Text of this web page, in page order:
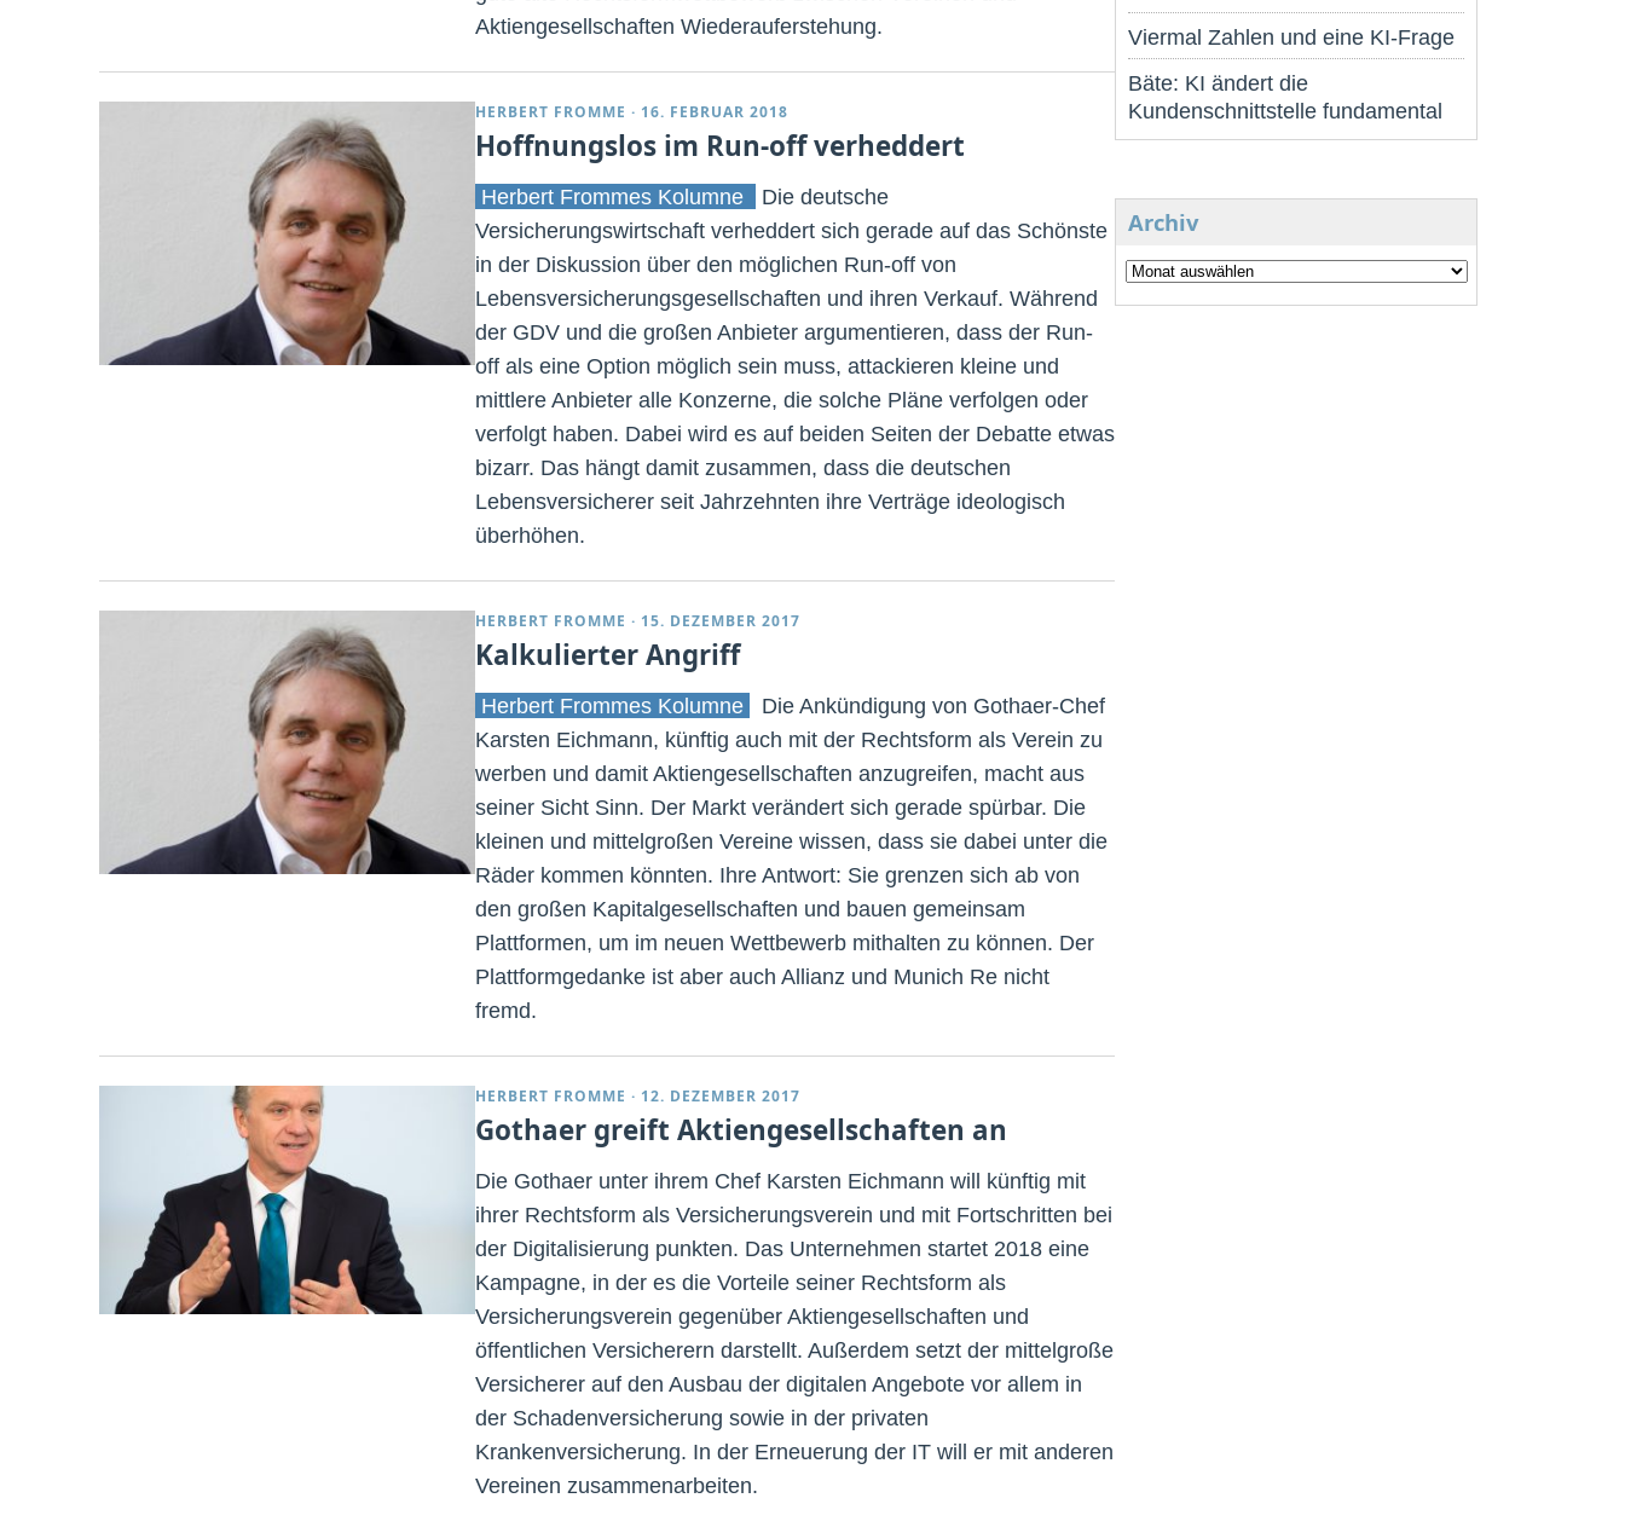
Aktiengesellschaften Wiederauferstehung.
HERBERT FROMME · 16. FEBRUAR 2018
Hoffnungslos im Run-off verheddert
Herbert Frommes Kolumne
Die deutsche
Versicherungswirtschaft verheddert sich gerade auf das Schönste
in der Diskussion über den möglichen Run-off von
Lebensversicherungsgesellschaften und ihren Verkauf. Während
der GDV und die großen Anbieter argumentieren, dass der Run-
off als eine Option möglich sein muss, attackieren kleine und
mittlere Anbieter alle Konzerne, die solche Pläne verfolgen oder
verfolgt haben. Dabei wird es auf beiden Seiten der Debatte etwas
bizarr. Das hängt damit zusammen, dass die deutschen
Lebensversicherer seit Jahrzehnten ihre Verträge ideologisch
überhöhen.
HERBERT FROMME · 15. DEZEMBER 2017
Kalkulierter Angriff
Herbert Frommes Kolumne
Die Ankündigung von Gothaer-Chef
Karsten Eichmann, künftig auch mit der Rechtsform als Verein zu
werben und damit Aktiengesellschaften anzugreifen, macht aus
seiner Sicht Sinn. Der Markt verändert sich gerade spürbar. Die
kleinen und mittelgroßen Vereine wissen, dass sie dabei unter die
Räder kommen könnten. Ihre Antwort: Sie grenzen sich ab von
den großen Kapitalgesellschaften und bauen gemeinsam
Plattformen, um im neuen Wettbewerb mithalten zu können. Der
Plattformgedanke ist aber auch Allianz und Munich Re nicht
fremd.
HERBERT FROMME · 12. DEZEMBER 2017
Gothaer greift Aktiengesellschaften an
Die Gothaer unter ihrem Chef Karsten Eichmann will künftig mit
ihrer Rechtsform als Versicherungsverein und mit Fortschritten bei
der Digitalisierung punkten. Das Unternehmen startet 2018 eine
Kampagne, in der es die Vorteile seiner Rechtsform als
Versicherungsverein gegenüber Aktiengesellschaften und
öffentlichen Versicherern darstellt. Außerdem setzt der mittelgroße
Versicherer auf den Ausbau der digitalen Angebote vor allem in
der Schadenversicherung sowie in der privaten
Krankenversicherung. In der Erneuerung der IT will er mit anderen
Vereinen zusammenarbeiten.
Viermal Zahlen und eine KI-Frage
Bäte: KI ändert die
Kundenschnittstelle fundamental
Archiv